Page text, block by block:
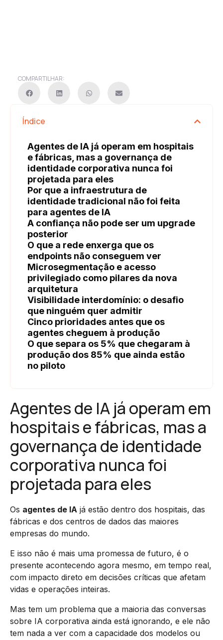
COMPARTILHAR:
Índice
Agentes de IA já operam em hospitais
e fábricas, mas a governança de
identidade corporativa nunca foi
projetada para eles
Por que a infraestrutura de
identidade tradicional não foi feita
para agentes de IA
A confiança não pode ser um upgrade
posterior
O que a rede enxerga que os
endpoints não conseguem ver
Microsegmentação e acesso
privilegiado como pilares da nova
arquitetura
Visibilidade interdomínio: o desafio
que ninguém quer admitir
Cinco prioridades antes que os
agentes cheguem à produção
O que separa os 5% que chegaram à
produção dos 85% que ainda estão
no piloto
Agentes de IA já operam em
hospitais e fábricas, mas a
governança de identidade
corporativa nunca foi
projetada para eles
Os agentes de IA já estão dentro dos hospitais, das
fábricas e dos centros de dados das maiores
empresas do mundo.
E isso não é mais uma promessa de futuro, é o
presente acontecendo agora mesmo, em tempo real,
com impacto direto em decisões críticas que afetam
vidas e operações inteiras.
Mas tem um problema que a maioria das conversas
sobre IA corporativa ainda está ignorando, e ele não
tem nada a ver com a capacidade dos modelos ou